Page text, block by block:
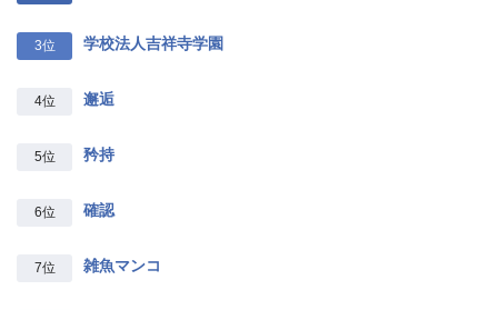
3位 学校法人吉祥寺学園
4位 邂逅
5位 矜持
6位 確認
7位 雑魚マンコ